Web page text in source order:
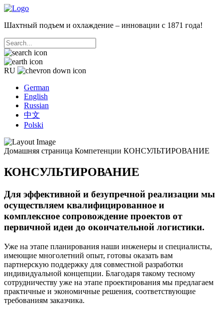
Шахтный подъем и охлаждение – инновации с 1871 года!
RU
German
English
Russian
中文
Polski
Домашняя страница Компетенции КОНСУЛЬТИРОВАНИЕ
КОНСУЛЬТИРОВАНИЕ
Для эффективной и безупречной реализации мы
осуществляем квалифицированное и
комплексное сопровождение проектов от
первичной идеи до окончательной логистики.
Уже на этапе планирования наши инженеры и специалисты,
имеющие многолетний опыт, готовы оказать вам
партнерскую поддержку для совместной разработки
индивидуальной концепции. Благодаря такому тесному
сотрудничеству уже на этапе проектирования мы предлагаем
практичные и экономичные решения, соответствующие
требованиям заказчика.